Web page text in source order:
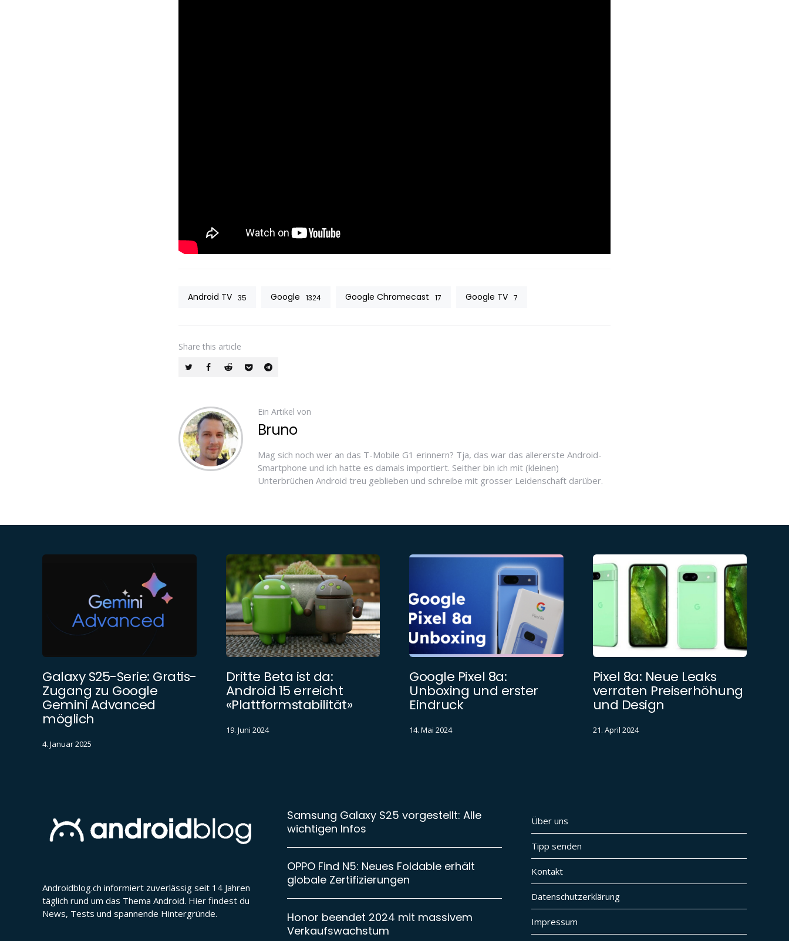
Android TV 35 Google 1324 Google Chromecast 17 Google TV 7
Share this article
Ein Artikel von
Bruno
Mag sich noch wer an das T-Mobile G1 erinnern? Tja, das war das allererste Android-
Smartphone und ich hatte es damals importiert. Seither bin ich mit (kleinen)
Unterbrüchen Android treu geblieben und schreibe mit grosser Leidenschaft darüber.
Galaxy S25-Serie: Gratis-
Zugang zu Google
Gemini Advanced
möglich
4. Januar 2025
Dritte Beta ist da:
Android 15 erreicht
«Plattformstabilität»
19. Juni 2024
Google Pixel 8a:
Unboxing und erster
Eindruck
14. Mai 2024
Pixel 8a: Neue Leaks
verraten Preiserhöhung
und Design
21. April 2024
Androidblog.ch informiert zuverlässig seit 14 Jahren
täglich rund um das Thema Android. Hier findest du
News, Tests und spannende Hintergründe.
Samsung Galaxy S25 vorgestellt: Alle
wichtigen Infos
OPPO Find N5: Neues Foldable erhält
globale Zertifizierungen
Honor beendet 2024 mit massivem
Verkaufswachstum
Über uns
Tipp senden
Kontakt
Datenschutzerklärung
Impressum